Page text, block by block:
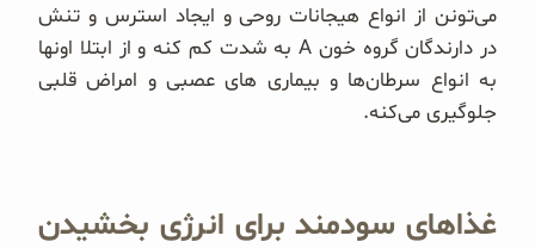
می‌تونن از انواع هیجانات روحی و ایجاد استرس و تنش
در دارندگان گروه خون A به شدت کم کنه و از ابتلا اونها
به انواع سرطان‌ها و بیماری های عصبی و امراض قلبی
جلوگیری می‌کنه.
غذاهای سودمند برای انرژی بخشیدن